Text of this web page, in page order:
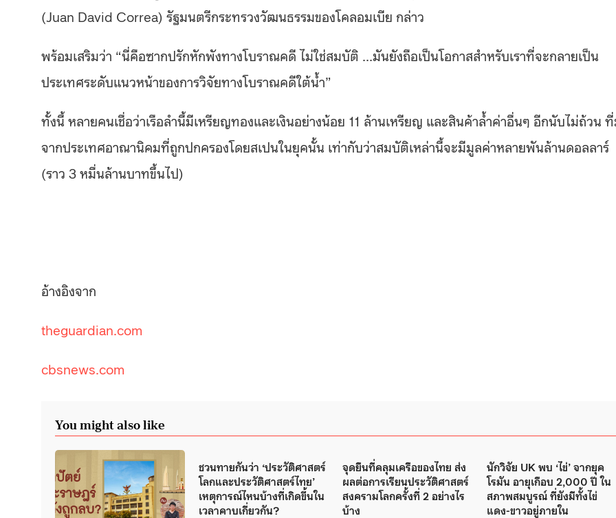
(Juan David Correa) รัฐมนตรีกระทรวงวัฒนธรรมของโคลอมเบีย กล่าว
พร้อมเสริมว่า “นี่คือซากปรักหักพังทางโบราณคดี ไม่ใช่สมบัติ …มันยังถือเป็นโอกาสสําหรับเราที่จะกลายเป็น
ประเทศระดับแนวหน้าของการวิจัยทางโบราณคดีใต้น้ํา”
ทั้งนี้ หลายคนเชื่อว่าเรือลํานี้มีเหรียญทองและเงินอย่างน้อย 11 ล้านเหรียญ และสินค้าล้ำค่าอื่นๆ อีกนับไม่ถ้วน
จากประเทศอาณานิคมที่ถูกปกครองโดยสเปนในยุคนั้น เท่ากับว่าสมบัติเหล่านี้จะมีมูลค่าหลายพันล้านดอลลาร์
(ราว 3 หมื่นล้านบาทขึ้นไป)
อ้างอิงจาก
theguardian.com
cbsnews.com
You might also like
ชวนทายกันว่า ‘ประวัติศาสตร์
โลกและประวัติศาสตร์ไทย’
เหตุการณ์ไหนบ้างที่เกิดขึ้นใน
เวลาคาบเกี่ยวกัน?
จุดยืนที่คลุมเครือของไทย ส่ง
ผลต่อการเรียนประวัติศาสตร์
สงครามโลกครั้งที่ 2 อย่างไร
บ้าง
นักวิจัย UK พบ ‘ไข่’ จากยุค
โรมัน อายุเกือบ 2,000 ปี ใน
สภาพสมบูรณ์ ที่ยังมีทั้งไข่
แดง-ขาวอยู่ภายใน